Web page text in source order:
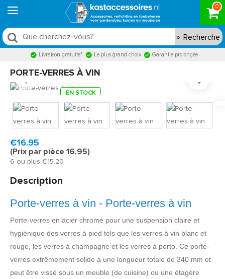
0
Recherche
Livraison gratuite* Le plus grand choix Garantie prolongée
PORTE-VERRES À VIN
EN STOCK
Livraison rapide, en 1 à 2 jours ouvrés
€16.95
(Prix par pièce 16.95)
6 ou plus €15.20
Description
Porte-verres à vin - Porte-verres à vin
Porte-verres en acier chromé pour une suspension claire et
hygiénique des verres à pied tels que les verres à vin blanc et
rouge, les verres à champagne et les verres à porto. Ce porte-
verres extrêmement solide a une longueur totale de 340 mm et
peut être vissé sous un meuble (de cuisine) ou une étagère